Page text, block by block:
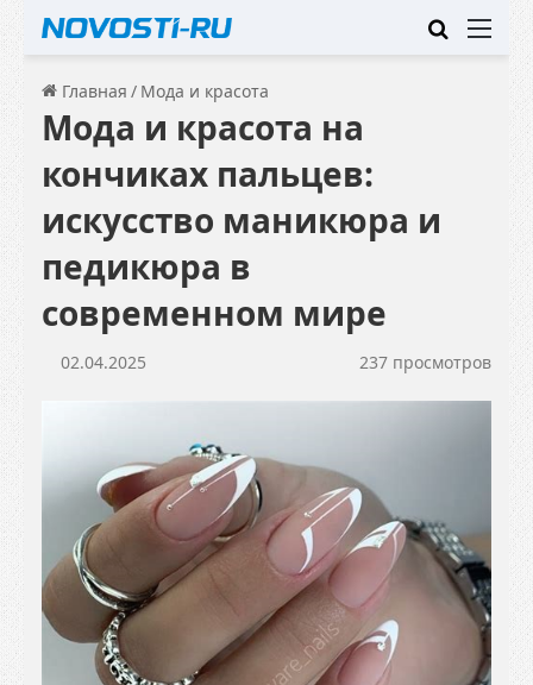
Искать
Главная / Мода и красота
Мода и красота на
кончиках пальцев:
искусство маникюра и
педикюра в
современном мире
02.04.2025 237 просмотров